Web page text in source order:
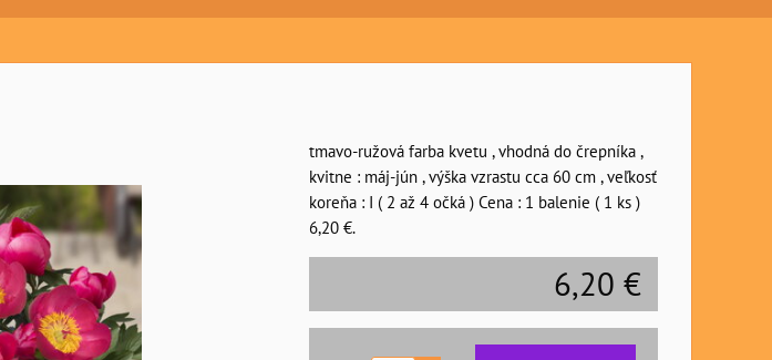
tmavo-ružová farba kvetu , vhodná do črepníka ,
kvitne : máj-jún , výška vzrastu cca 60 cm , veľkosť
koreňa : I ( 2 až 4 očká ) Cena : 1 balenie ( 1 ks )
6,20 €.
6,20 €